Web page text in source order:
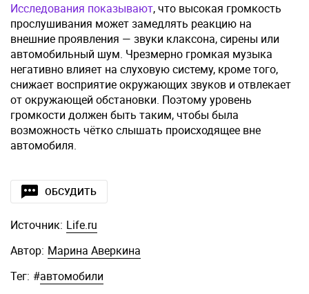
Исследования показывают, что высокая громкость
прослушивания может замедлять реакцию на
внешние проявления — звуки клаксона, сирены или
автомобильный шум. Чрезмерно громкая музыка
негативно влияет на слуховую систему, кроме того,
снижает восприятие окружающих звуков и отвлекает
от окружающей обстановки. Поэтому уровень
громкости должен быть таким, чтобы была
возможность чётко слышать происходящее вне
автомобиля.
ОБСУДИТЬ
Источник: Life.ru
Автор: Марина Аверкина
Тег: #автомобили